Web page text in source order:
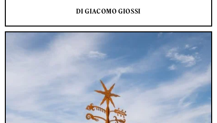
DI GIACOMO GIOSSI